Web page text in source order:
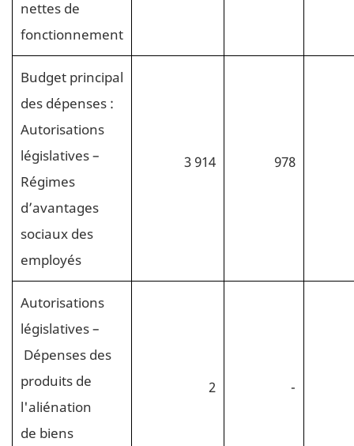
nettes de
fonctionnement
Budget principal
des dépenses :
Autorisations
législatives –
Régimes
d’avantages
sociaux des
employés
3 914 978
Autorisations
législatives –
Dépenses des
produits de
l'aliénation
de biens
2 -